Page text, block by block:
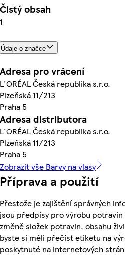
Čistý obsah
1
Údaje o značce
Adresa pro vrácení
L'ORÉAL Česká republika s.r.o.
Plzeňská 11/213
Praha 5
Adresa distributora
L'ORÉAL Česká republika s.r.o.
Plzeňská 11/213
Praha 5
Zobrazit vše Barvy na vlasy
Příprava a použití
Přestože je zajištění správných
jsou předpisy pro výrobu potravin
změně složek potravin, obsahu
byste si měli přečíst etiketu na
poskytnuté na internetových